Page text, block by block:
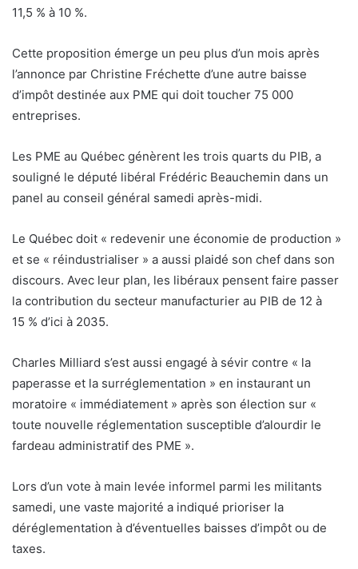
11,5 % à 10 %.
Cette proposition émerge un peu plus d’un mois après
l’annonce par Christine Fréchette d’une autre baisse
d’impôt destinée aux PME qui doit toucher 75 000
entreprises.
Les PME au Québec génèrent les trois quarts du PIB, a
souligné le député libéral Frédéric Beauchemin dans un
panel au conseil général samedi après-midi.
Le Québec doit « redevenir une économie de production »
et se « réindustrialiser » a aussi plaidé son chef dans son
discours. Avec leur plan, les libéraux pensent faire passer
la contribution du secteur manufacturier au PIB de 12 à
15 % d’ici à 2035.
Charles Milliard s’est aussi engagé à sévir contre « la
paperasse et la surréglementation » en instaurant un
moratoire « immédiatement » après son élection sur «
toute nouvelle réglementation susceptible d’alourdir le
fardeau administratif des PME ».
Lors d’un vote à main levée informel parmi les militants
samedi, une vaste majorité a indiqué prioriser la
déréglementation à d’éventuelles baisses d’impôt ou de
taxes.